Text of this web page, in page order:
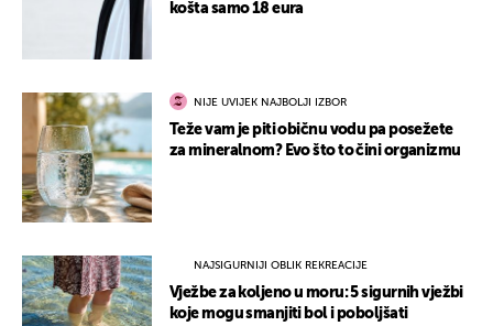
košta samo 18 eura
NIJE UVIJEK NAJBOLJI IZBOR
Teže vam je piti običnu vodu pa posežete
za mineralnom? Evo što to čini organizmu
NAJSIGURNIJI OBLIK REKREACIJE
Vježbe za koljeno u moru: 5 sigurnih vježbi
koje mogu smanjiti bol i poboljšati